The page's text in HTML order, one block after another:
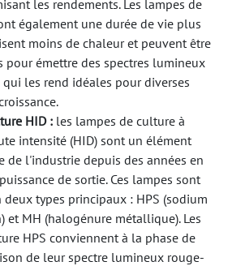
les rendements. Les lampes de
également une durée de vie plus
moins de chaleur et peuvent être
pour émettre des spectres lumineux
qui les rend idéales pour diverses
HID : les lampes de culture à
intensité (HID) sont un élément
de l'industrie depuis des années en
de sortie. Ces lampes sont
types principaux : HPS (sodium
et MH (halogénure métallique). Les
HPS conviennent à la phase de
de leur spectre lumineux rouge-